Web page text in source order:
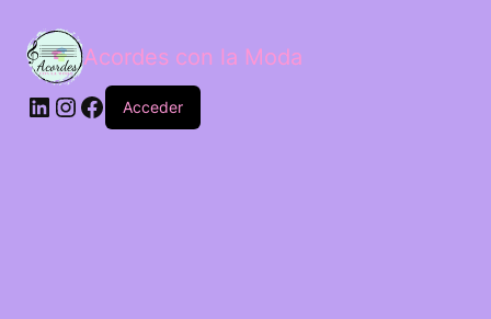
Acordes con la Moda
Acceder